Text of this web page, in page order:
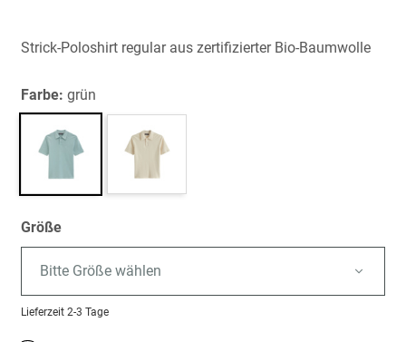
springen
Strick-Poloshirt regular aus zertifizierter Bio-Baumwolle
Farbe: grün
Größe
Bitte Größe wählen
Lieferzeit 2-3 Tage